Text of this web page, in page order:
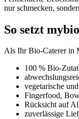
nur schmecken,
So setzt
Als Ihr Bio-Caterer in
100 % Bio-
vegetarische
Fingerfood,
Rücksicht auf
zuverlässige